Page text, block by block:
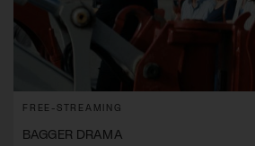
FREE-STREAMING
BAGGER DRAMA